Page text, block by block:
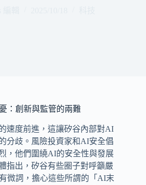
：創新與監管的兩難
速度前進，這讓矽谷內部對AI
分歧。風險投資家和AI安全倡
，他們圍繞AI的安全性與發展
指出，矽谷有些圈子對呼籲嚴
微詞，擔心這些所謂的「AI末